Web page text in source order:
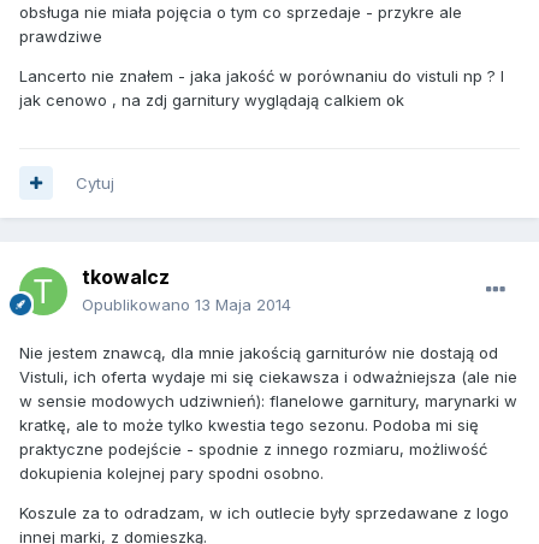
obsługa nie miała pojęcia o tym co sprzedaje - przykre ale
prawdziwe
Lancerto nie znałem - jaka jakość w porównaniu do vistuli np ? I
jak cenowo , na zdj garnitury wyglądają calkiem ok
Cytuj
tkowalcz
Opublikowano 13 Maja 2014
Nie jestem znawcą, dla mnie jakością garniturów nie dostają od
Vistuli, ich oferta wydaje mi się ciekawsza i odważniejsza (ale nie
w sensie modowych udziwnień): flanelowe garnitury, marynarki w
kratkę, ale to może tylko kwestia tego sezonu. Podoba mi się
praktyczne podejście - spodnie z innego rozmiaru, możliwość
dokupienia kolejnej pary spodni osobno.
Koszule za to odradzam, w ich outlecie były sprzedawane z logo
innej marki, z domieszką.